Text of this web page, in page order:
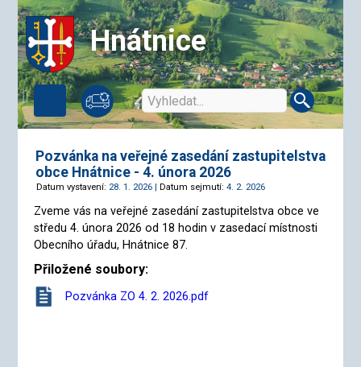
Hnátnice
Pozvánka na veřejné zasedání zastupitelstva
obce Hnátnice - 4. února 2026
Datum vystavení: 28. 1. 2026 | Datum sejmutí: 4. 2. 2026
Zveme vás na veřejné zasedání zastupitelstva obce ve
středu 4. února 2026 od 18 hodin v zasedací místnosti
Obecního úřadu, Hnátnice 87.
Přiložené soubory:
Pozvánka ZO 4. 2. 2026.pdf